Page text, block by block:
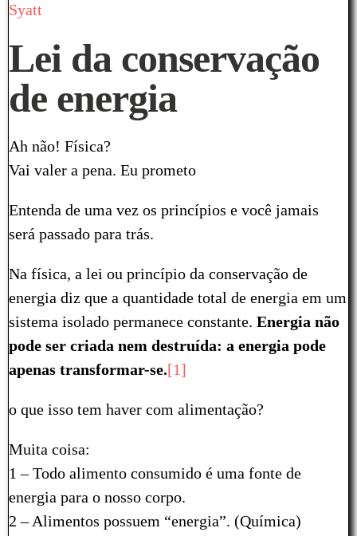
Syatt
Lei da conservação
de energia
Ah não! Física?
Vai valer a pena. Eu prometo
Entenda de uma vez os princípios e você jamais
será passado para trás.
Na física, a lei ou princípio da conservação de
energia diz que a quantidade total de energia em um
sistema isolado permanece constante. Energia não
pode ser criada nem destruída: a energia pode
apenas transformar-se.[1]
o que isso tem haver com alimentação?
Muita coisa:
1 – Todo alimento consumido é uma fonte de
energia para o nosso corpo.
2 – Alimentos possuem “energia”. (Química)